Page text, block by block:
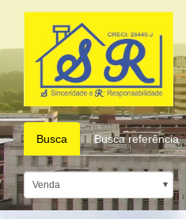
Busca Busca referência
Venda